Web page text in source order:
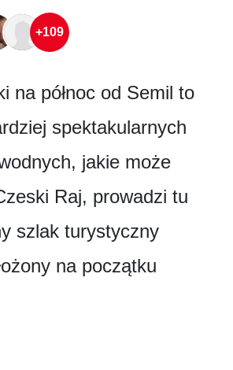
+109
na północ od Semil to
spektakularnych
jakie może
Raj, prowadzi tu
szlak turystyczny
na początku